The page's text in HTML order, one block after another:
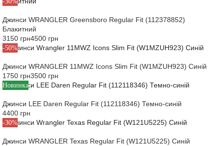
Джинси WRANGLER Greensboro Regular Fit (112378852)
Блакитний
3150 грн4500 грн
-50%
Джинси WRANGLER 11MWZ Icons Slim Fit (W1MZUH923) Синій
1750 грн3500 грн
Новинка
Джинси LEE Daren Regular Fit (112118346) Темно-синій
4400 грн
-30%
Джинси WRANGLER Texas Regular Fit (W121U5225) Синій